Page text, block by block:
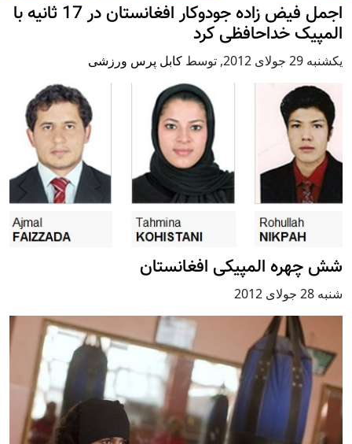
اجمل فیض زاده جودوکار افغانستان در 17 ثانیه با
المپیک خداحافظی کرد
يكشنبه 29 جولای 2012 , توسط کابل پرس ورزشی
شش چهره المپیکی افغانستان
شنبه 28 جولای 2012